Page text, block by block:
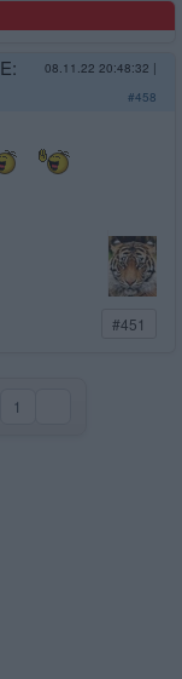
08.11.22 20:48:32 |
#458
#451
1